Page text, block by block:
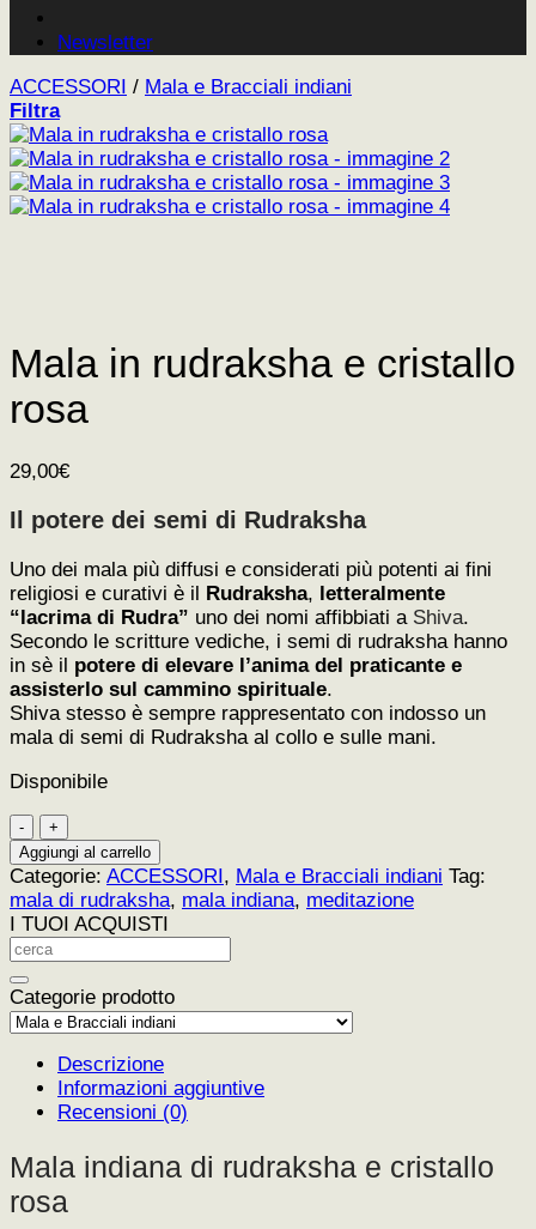
Newsletter
ACCESSORI / Mala e Bracciali indiani
Filtra
Mala in rudraksha e cristallo
rosa
29,00€
Il potere dei semi di Rudraksha
Uno dei mala più diffusi e considerati più potenti ai fini
religiosi e curativi è il Rudraksha, letteralmente
“lacrima di Rudra” uno dei nomi affibbiati a Shiva.
Secondo le scritture vediche, i semi di rudraksha hanno
in sè il potere di elevare l’anima del praticante e
assisterlo sul cammino spirituale.
Shiva stesso è sempre rappresentato con indosso un
mala di semi di Rudraksha al collo e sulle mani.
Disponibile
Mala
in
rudraksha
e
cristallo
rosa
quantità
Aggiungi al carrello
Categorie: ACCESSORI, Mala e Bracciali indiani Tag:
mala di rudraksha, mala indiana, meditazione
I TUOI ACQUISTI
Categorie prodotto
Descrizione
Informazioni aggiuntive
Recensioni (0)
Mala indiana di rudraksha e cristallo
rosa